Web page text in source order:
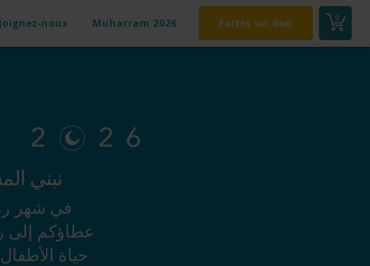
0
nous Muharram 2026 Faites un don
نبني
في شهر
عطاؤكم إلى
حياة